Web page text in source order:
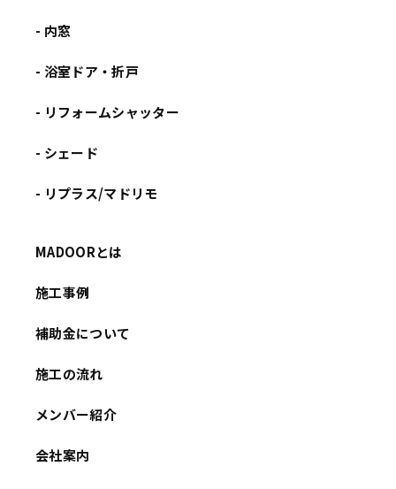
- 内窓
- 浴室ドア・折戸
- リフォームシャッター
- シェード
- リプラス/マドリモ
MADOORとは
施工事例
補助金について
施工の流れ
メンバー紹介
会社案内